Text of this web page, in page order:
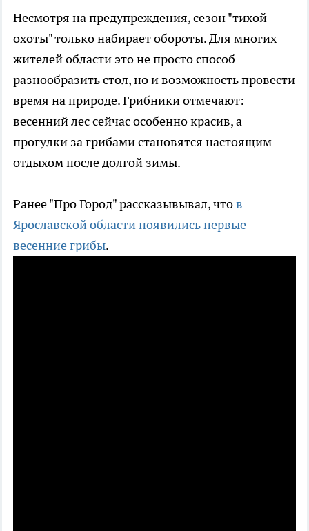
Несмотря на предупреждения, сезон "тихой
охоты" только набирает обороты. Для многих
жителей области это не просто способ
разнообразить стол, но и возможность провести
время на природе. Грибники отмечают:
весенний лес сейчас особенно красив, а
прогулки за грибами становятся настоящим
отдыхом после долгой зимы.
Ранее "Про Город" рассказывывал, чтов
Ярославской области появились первые
весенние грибы.